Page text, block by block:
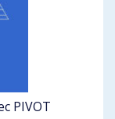
PIVOT